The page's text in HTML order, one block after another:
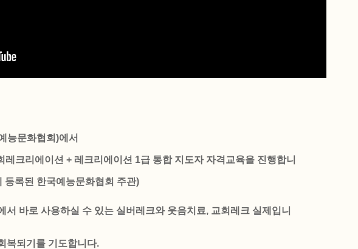
능문화협회)에서
크리에이션 + 레크리에이션 1급 통합 지도자 자격교육을 진행합니
등록된 한국예능문화협회 주관)
서 바로 사용하실 수 있는 실버레크와 웃음치료, 교회레크 실제입니
복되기를 기도합니다.